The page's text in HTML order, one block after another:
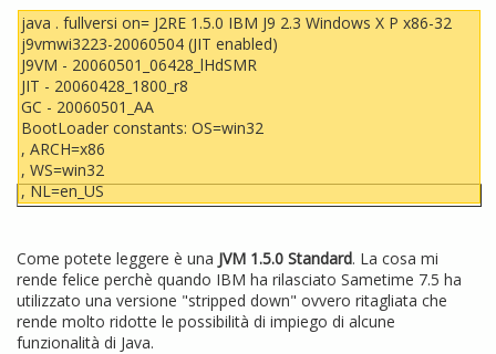
java . fullversi on= J2RE 1.5.0 IBM J9 2.3 Windows X P x86-32
j9vmwi3223-20060504 (JIT enabled)
J9VM - 20060501_06428_lHdSMR
JIT - 20060428_1800_r8
GC - 20060501_AA
BootLoader constants: OS=win32
, ARCH=x86
, WS=win32
, NL=en_US
Come potete leggere è una JVM 1.5.0 Standard. La cosa mi
rende felice perchè quando IBM ha rilasciato Sametime 7.5 ha
utilizzato una versione "stripped down" ovvero ritagliata che
rende molto ridotte le possibilità di impiego di alcune
funzionalità di Java.